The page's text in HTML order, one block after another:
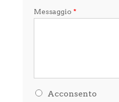
Messaggio *
H
Acconsento